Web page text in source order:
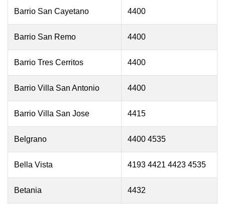
Barrio San Cayetano 4400
Barrio San Remo 4400
Barrio Tres Cerritos 4400
Barrio Villa San Antonio 4400
Barrio Villa San Jose 4415
Belgrano 4400 4535
Bella Vista 4193 4421 4423 4535
Betania 4432